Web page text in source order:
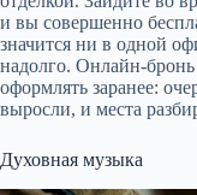
и вы совершенно
значится ни в одной
надолго. Онлайн-
оформлять заранее:
выросли, и места
Духовная музыка